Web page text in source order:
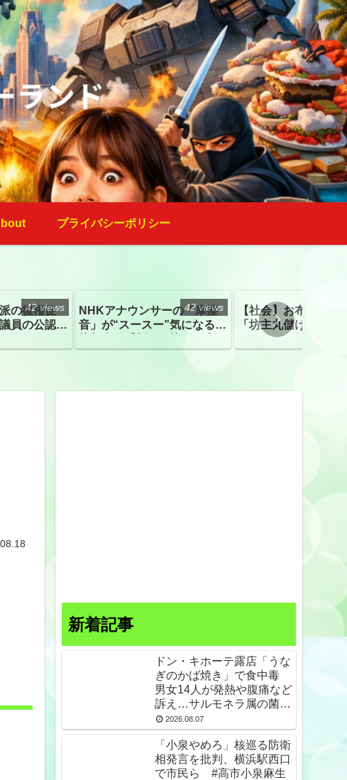
プライバシーポリシー
の復権促
員の公認、
42 views
NHKアナウンサーの「摩擦
音」が“スースー”気になる指
聴こえる。聴きづらい」
42 views
【社会】お布施、戒
「坊主丸儲け」は
ほとんどが年収３０
下「地方の寺の僧侶
新着記事
ドン・キホーテ露店「うな
ぎのかば焼き」で食中毒
男女14人が発熱や腹痛など
訴え…サルモネラ属の菌検
出2026.08.07
「小泉やめろ」核巡る防衛
相発言を批判、横浜駅西口
で市民ら #高市小泉麻生